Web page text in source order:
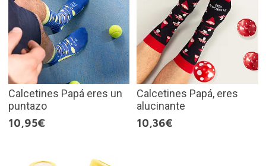
Calcetines Papá eres un
puntazo
10,95€
Calcetines Papá, eres
alucinante
10,36€